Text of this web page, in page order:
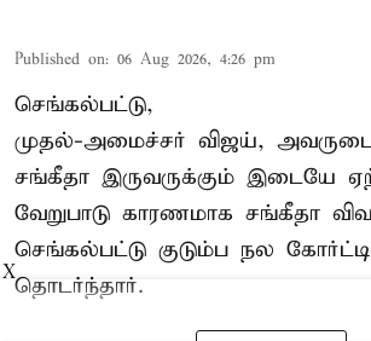
Published on: 06 Aug 2026, 4:26 pm
செங்கல்பட்டு,
முதல்-அமைச்சர் விஜய்,
சங்கீதா இருவருக்கும் இடையே
வேறுபாடு காரணமாக சங்கீதா
செங்கல்பட்டு குடும்ப நல
தொடர்ந்தார்.
X